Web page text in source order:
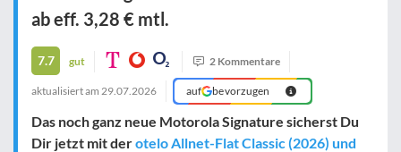
ab eff. 3,28 € mtl.
7.7 gut 2 Kommentare
aktualisiert am 29.07.2026 auf bevorzugen
Das noch ganz neue Motorola Signature sicherst Du
Dir jetzt mit derotelo Allnet-Flat Classic (2026) und